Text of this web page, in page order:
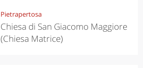
Pietrapertosa
Chiesa di San Giacomo Maggiore
(Chiesa Matrice)